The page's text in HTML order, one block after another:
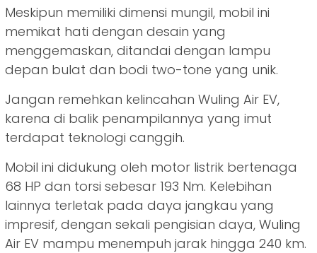
Meskipun memiliki dimensi mungil, mobil ini
memikat hati dengan desain yang
menggemaskan, ditandai dengan lampu
depan bulat dan bodi two-tone yang unik.
Jangan remehkan kelincahan Wuling Air EV,
karena di balik penampilannya yang imut
terdapat teknologi canggih.
Mobil ini didukung oleh motor listrik bertenaga
68 HP dan torsi sebesar 193 Nm. Kelebihan
lainnya terletak pada daya jangkau yang
impresif, dengan sekali pengisian daya, Wuling
Air EV mampu menempuh jarak hingga 240 km.